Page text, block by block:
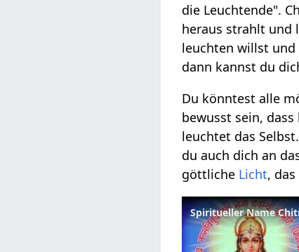
die Leuchtende".
heraus strahlt und
leuchten willst und
dann kannst du
Du könntest alle
bewusst sein,
leuchtet das
du auch dich an
göttliche Licht,